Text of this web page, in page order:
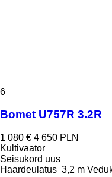
6
Bomet U757R 3.2R
1 080 € 4 650 PLN
Kultivaator
Seisukord uus
Haardeulatus 3,2 m